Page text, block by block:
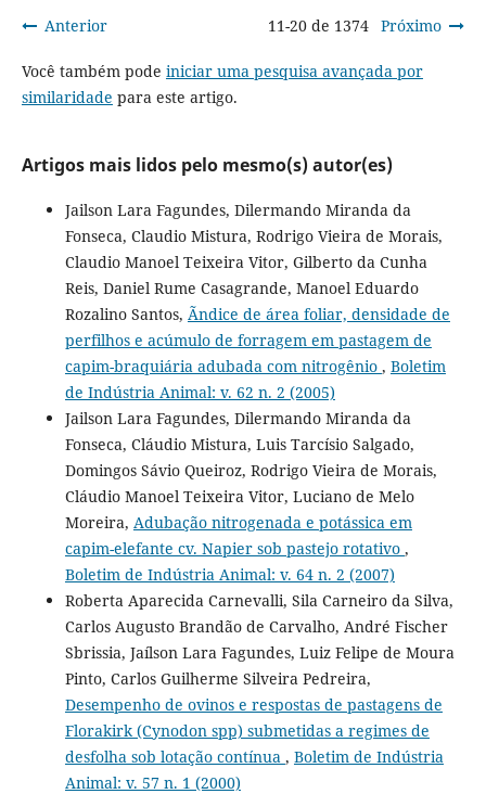
Anterior 11-20 de 1374 Próximo
Você também pode iniciar uma pesquisa avançada por
similaridade para este artigo.
Artigos mais lidos pelo mesmo(s) autor(es)
Jailson Lara Fagundes, Dilermando Miranda da
Fonseca, Claudio Mistura, Rodrigo Vieira de Morais,
Claudio Manoel Teixeira Vitor, Gilberto da Cunha
Reis, Daniel Rume Casagrande, Manoel Eduardo
Rozalino Santos, Ãndice de área foliar, densidade de
perfilhos e acúmulo de forragem em pastagem de
capim-braquiária adubada com nitrogênio , Boletim
de Indústria Animal: v. 62 n. 2 (2005)
Jailson Lara Fagundes, Dilermando Miranda da
Fonseca, Cláudio Mistura, Luis Tarcísio Salgado,
Domingos Sávio Queiroz, Rodrigo Vieira de Morais,
Cláudio Manoel Teixeira Vitor, Luciano de Melo
Moreira, Adubação nitrogenada e potássica em
capim-elefante cv. Napier sob pastejo rotativo ,
Boletim de Indústria Animal: v. 64 n. 2 (2007)
Roberta Aparecida Carnevalli, Sila Carneiro da Silva,
Carlos Augusto Brandão de Carvalho, André Fischer
Sbrissia, Jaílson Lara Fagundes, Luiz Felipe de Moura
Pinto, Carlos Guilherme Silveira Pedreira,
Desempenho de ovinos e respostas de pastagens de
Florakirk (Cynodon spp) submetidas a regimes de
desfolha sob lotação contínua , Boletim de Indústria
Animal: v. 57 n. 1 (2000)